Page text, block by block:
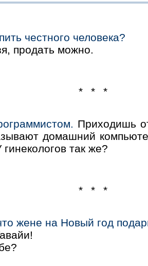
честного человека?
продать можно.
* * *
Приходишь
домашний
так же?
* * *
жене на Новый год